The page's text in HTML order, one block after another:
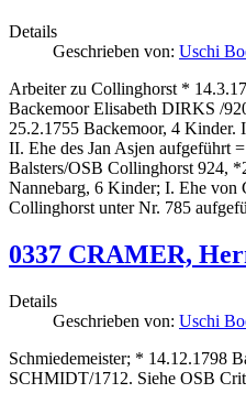
Details
Geschrieben von: Uschi
Arbeiter zu Collinghorst *
Backemoor Elisabeth DIRKS /
25.2.1755 Backemoor, 4
II. Ehe des Jan Asjen aufgeführt
Balsters/OSB Collinghorst 924,
Nannebarg, 6 Kinder; I. Ehe von
Collinghorst unter Nr. 785
0337 CRAMER,
Details
Geschrieben von: Uschi
Schmiedemeister; * 14.12.1798
SCHMIDT/1712. Siehe OSB